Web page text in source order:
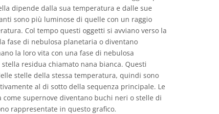
dipende dalla sua temperatura e dalle sue
sono più luminose di quelle con un raggio
Col tempo questi oggetti si avviano verso la
fase di nebulosa planetaria o diventano
la loro vita con una fase di nebulosa
residua chiamato nana bianca. Questi
stelle della stessa temperatura, quindi sono
al di sotto della sequenza principale. Le
supernove diventano buchi neri o stelle di
rappresentate in questo grafico.